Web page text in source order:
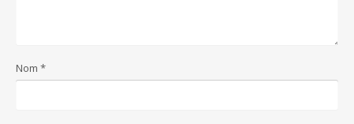
Nom *